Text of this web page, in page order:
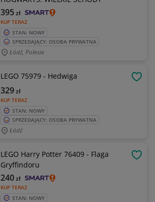
KUP TERAZ
395zł
STAN: NOWY
SPRZEDAJĄCY: OSOBA PRYWATNA
Łódź, Polesie
LEGO 75979 - Hedwiga
KUP TERAZ
329zł
STAN: NOWY
SPRZEDAJĄCY: OSOBA PRYWATNA
Łódź
LEGO Harry Potter 76409 - Flaga
Gryffindoru
KUP TERAZ
240zł
STAN: NOWY